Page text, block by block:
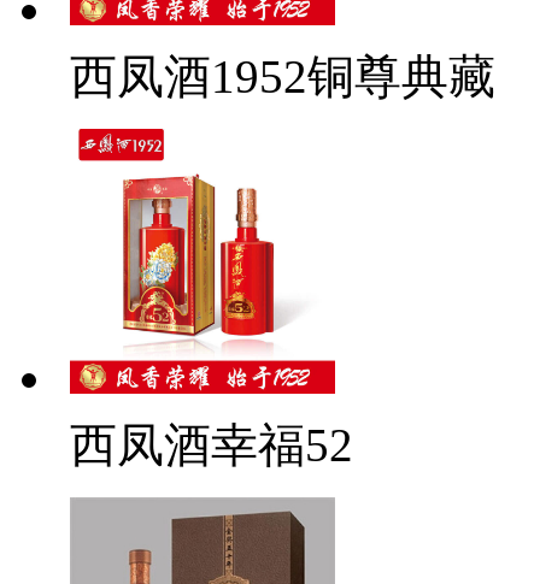
西凤酒1952铜尊典藏
西凤酒幸福52